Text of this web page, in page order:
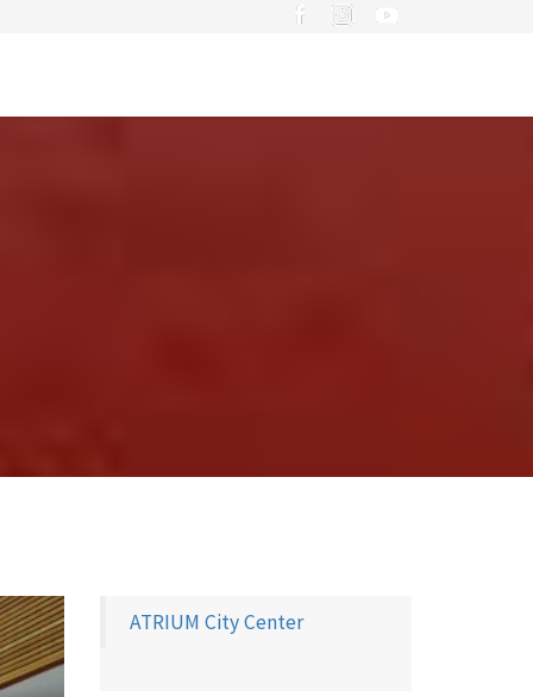
ATRIUM City Center